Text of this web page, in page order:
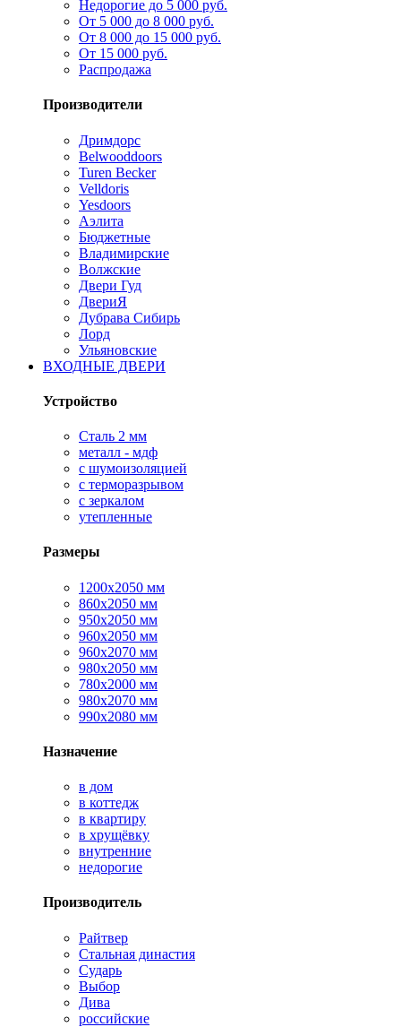
Недорогие до 5 000 руб.
От 5 000 до 8 000 руб.
От 8 000 до 15 000 руб.
От 15 000 руб.
Распродажа
Производители
Дримдорс
Belwooddoors
Turen Becker
Velldoris
Yesdoors
Аэлита
Бюджетные
Владимирские
Волжские
Двери Гуд
ДвериЯ
Дубрава Сибирь
Лорд
Ульяновские
ВХОДНЫЕ ДВЕРИ
Устройство
Сталь 2 мм
металл - мдф
с шумоизоляцией
с терморазрывом
с зеркалом
утепленные
Размеры
1200х2050 мм
860х2050 мм
950х2050 мм
960х2050 мм
960х2070 мм
980х2050 мм
780х2000 мм
980х2070 мм
990х2080 мм
Назначение
в дом
в коттедж
в квартиру
в хрущёвку
внутренние
недорогие
Производитель
Райтвер
Стальная династия
Сударь
Выбор
Дива
российские